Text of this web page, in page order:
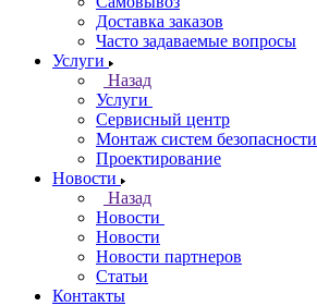
Доставка заказов
Часто задаваемые вопросы
Услуги
Назад
Услуги
Сервисный центр
Монтаж систем безопасности
Проектирование
Новости
Назад
Новости
Новости
Новости партнеров
Статьи
Контакты